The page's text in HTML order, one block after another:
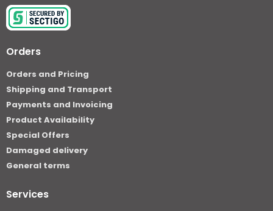
Orders
Orders and Pricing
Shipping and Transport
Payments and Invoicing
Product Availability
Special Offers
Damaged delivery
General terms
Services